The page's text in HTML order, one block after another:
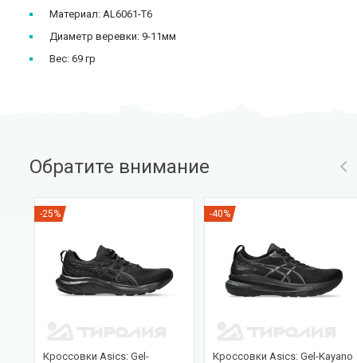
Материал: AL6061-T6
Диаметр веревки: 9-11мм
Вес: 69 гр
Обратите внимание
-25%
Кроссовки Asics: Gel-
-40%
Кроссовки Asics: Gel-Kayano